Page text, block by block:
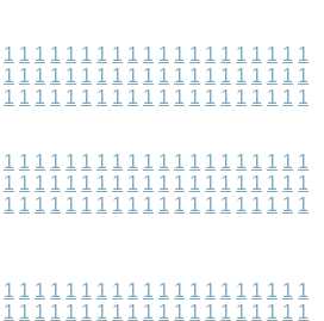
1 1 1 1 1 1 1 1 1 1 1 1 1 1 1 1 1 1 1 1
1 1 1 1 1 1 1 1 1 1 1 1 1 1 1 1 1 1 1 1
1 1 1 1 1 1 1 1 1 1 1 1 1 1 1 1 1 1 1 1
1 1 1 1 1 1 1 1 1 1 1 1 1 1 1 1 1 1 1 1
1 1 1 1 1 1 1 1 1 1 1 1 1 1 1 1 1 1 1 1
1 1 1 1 1 1 1 1 1 1 1 1 1 1 1 1 1 1 1 1
1 1 1 1 1 1 1 1 1 1 1 1 1 1 1 1 1 1 1 1
1 1 1 1 1 1 1 1 1 1 1 1 1 1 1 1 1 1 1 1